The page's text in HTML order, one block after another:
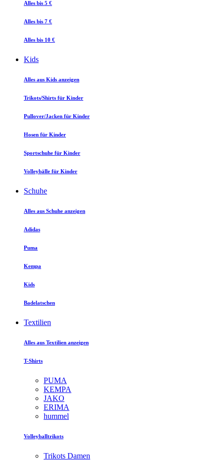
Alles bis 5 €
Alles bis 7 €
Alles bis 10 €
Kids
Alles aus Kids anzeigen
Trikots/Shirts für Kinder
Pullover/Jacken für Kinder
Hosen für Kinder
Sportschuhe für Kinder
Volleybälle für Kinder
Schuhe
Alles aus Schuhe anzeigen
Adidas
Puma
Kempa
Kids
Badelatschen
Textilien
Alles aus Textilien anzeigen
T-Shirts
PUMA
KEMPA
JAKO
ERIMA
hummel
Volleyballtrikots
Trikots Damen